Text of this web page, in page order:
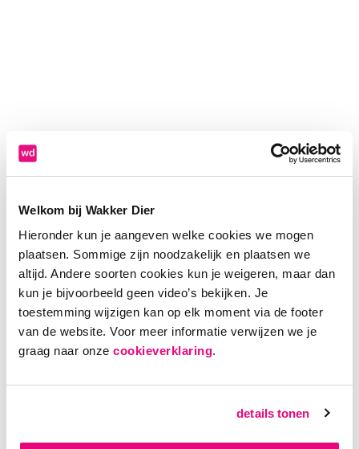
Welkom bij Wakker Dier
Hieronder kun je aangeven welke cookies we mogen
plaatsen. Sommige zijn noodzakelijk en plaatsen we
altijd. Andere soorten cookies kun je weigeren, maar dan
kun je bijvoorbeeld geen video’s bekijken. Je
toestemming wijzigen kan op elk moment via de footer
van de website. Voor meer informatie verwijzen we je
graag naar onze cookieverklaring.
details tonen
Application error: a client-side exception has occurred (see the